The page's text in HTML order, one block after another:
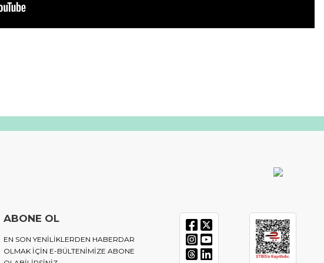
ABONE OL
EN SON YENILIKLERDEN HABERDAR
OLMAK IÇIN E-BÜLTENIMIZE ABONE